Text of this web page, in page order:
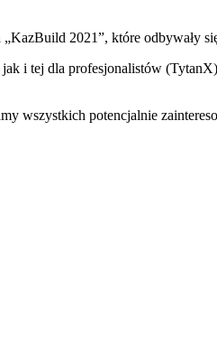
2021”, które odbywały
i tej dla profesjonalistów
wszystkich potencjalnie